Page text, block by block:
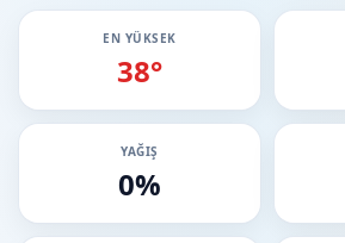
EN YÜKSEK
38°
YAĞIŞ
0%